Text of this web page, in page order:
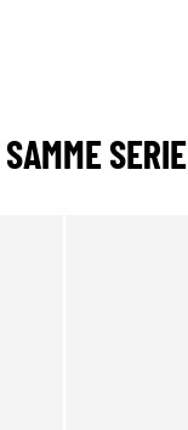
SERIE